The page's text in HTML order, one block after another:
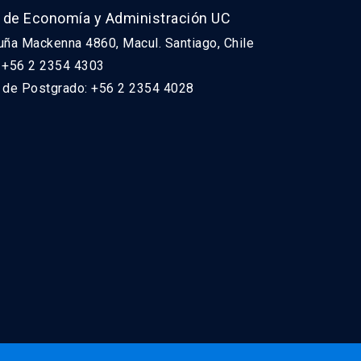
Economía y Administración UC
Mackenna 4860, Macul. Santiago, Chile
2 2354 4303
Postgrado: +56 2 2354 4028